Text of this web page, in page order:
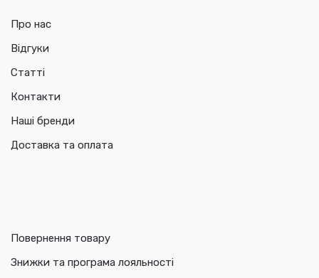
Про нас
Відгуки
Статті
Контакти
Наші бренди
Доставка та оплата
Повернення товару
Знижки та програма лояльності